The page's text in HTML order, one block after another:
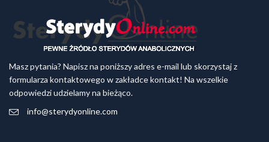
Masz pytania? Napisz na poniższy adres e-mail lub skorzystaj z
formularza kontaktowego w zakładce kontakt! Na wszelkie
odpowiedzi udzielamy na bieżąco.
info@sterydyonline.com